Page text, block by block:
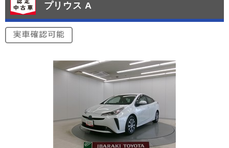
プリウス A